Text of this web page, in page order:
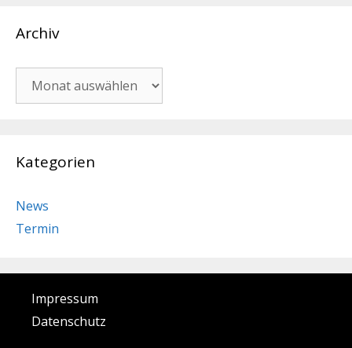
Archiv
Kategorien
News
Termin
Impressum
Datenschutz